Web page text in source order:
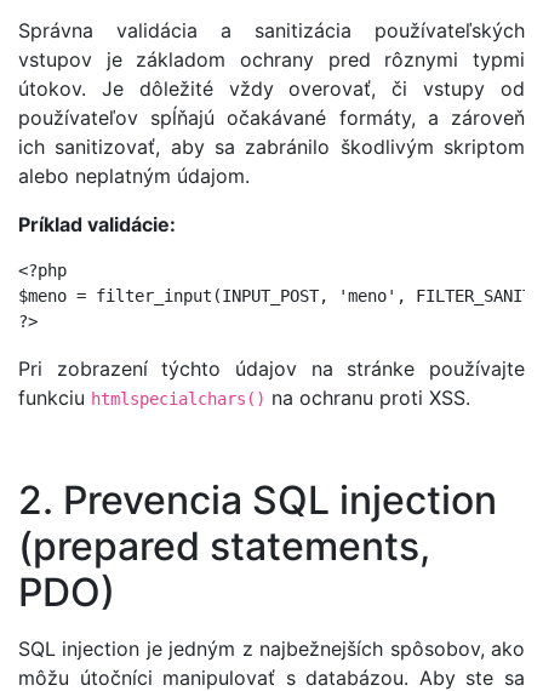
Správna validácia a sanitizácia používateľských
vstupov je základom ochrany pred rôznymi typmi
útokov. Je dôležité vždy overovať, či vstupy od
používateľov spĺňajú očakávané formáty, a zároveň
ich sanitizovať, aby sa zabránilo škodlivým skriptom
alebo neplatným údajom.
Príklad validácie:
<?php
$meno = filter_input(INPUT_POST, 'meno',
?>
Pri zobrazení týchto údajov na stránke používajte
funkciu htmlspecialchars() na ochranu proti XSS.
2. Prevencia SQL injection
(prepared statements,
PDO)
SQL injection je jedným z najbežnejších spôsobov, ako
môžu útočníci manipulovať s databázou. Aby ste sa